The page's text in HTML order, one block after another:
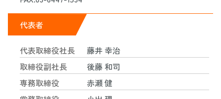
代表者
代表取締役社長
藤井 幸治
取締役副社長
後藤 和司
専務取締役
赤瀬 健